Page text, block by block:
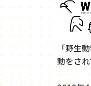
「野生
動をさ